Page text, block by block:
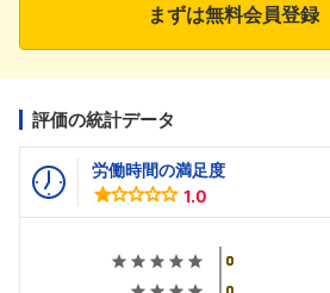
まずは無料会員登録
評価の統計データ
労働時間の満足度
1.0